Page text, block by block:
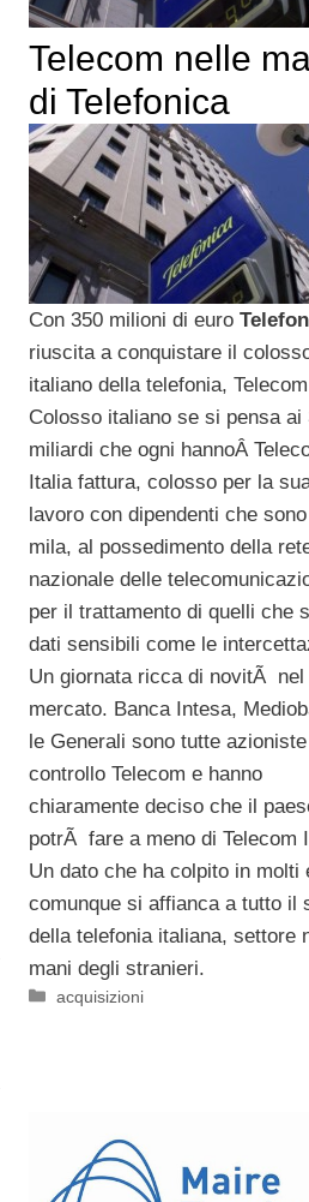
Telecom nelle
di Telefonica
Con 350 milioni di euro
riuscita a conquistare il
italiano della telefonia,
Colosso italiano se si pensa ai
miliardi che ogni hannoÂ
Italia fattura, colosso per la
lavoro con dipendenti che
mila, al possedimento della
nazionale delle
per il trattamento di quelli che
dati sensibili come le
Un giornata ricca di novitÃ nel
mercato. Banca Intesa,
le Generali sono tutte
controllo Telecom e hanno
chiaramente deciso che il
potrÃ fare a meno di Telecom
Un dato che ha colpito in molti
comunque si affianca a tutto il
della telefonia italiana, settore
mani degli stranieri.
Categorie
acquisizioni